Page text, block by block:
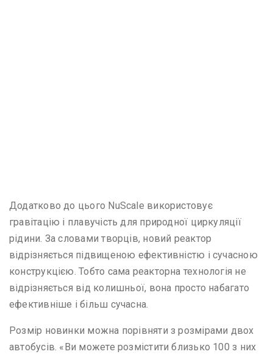
Додатково до цього NuScale використовує
гравітацію і плавучість для природної циркуляції
рідини. За словами творців, новий реактор
відрізняється підвищеною ефективністю і сучасною
конструкцією. Тобто сама реакторна технологія не
відрізняється від колишньої, вона просто набагато
ефективніше і більш сучасна.
Розмір новинки можна порівняти з розмірами двох
автобусів. «Ви можете розмістити близько 100 з них